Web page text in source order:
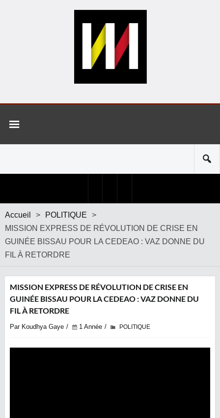
Accueil > POLITIQUE
>
MISSION EXPRESS DE RÉVOLUTION DE CRISE EN
GUINÉE BISSAU POUR LA CEDEAO : VAZ DONNE DU
FIL À RETORDRE
MISSION EXPRESS DE RÉVOLUTION DE CRISE EN
GUINÉE BISSAU POUR LA CEDEAO : VAZ DONNE DU
FIL À RETORDRE
Par Koudhya Gaye 1 Année POLITIQUE